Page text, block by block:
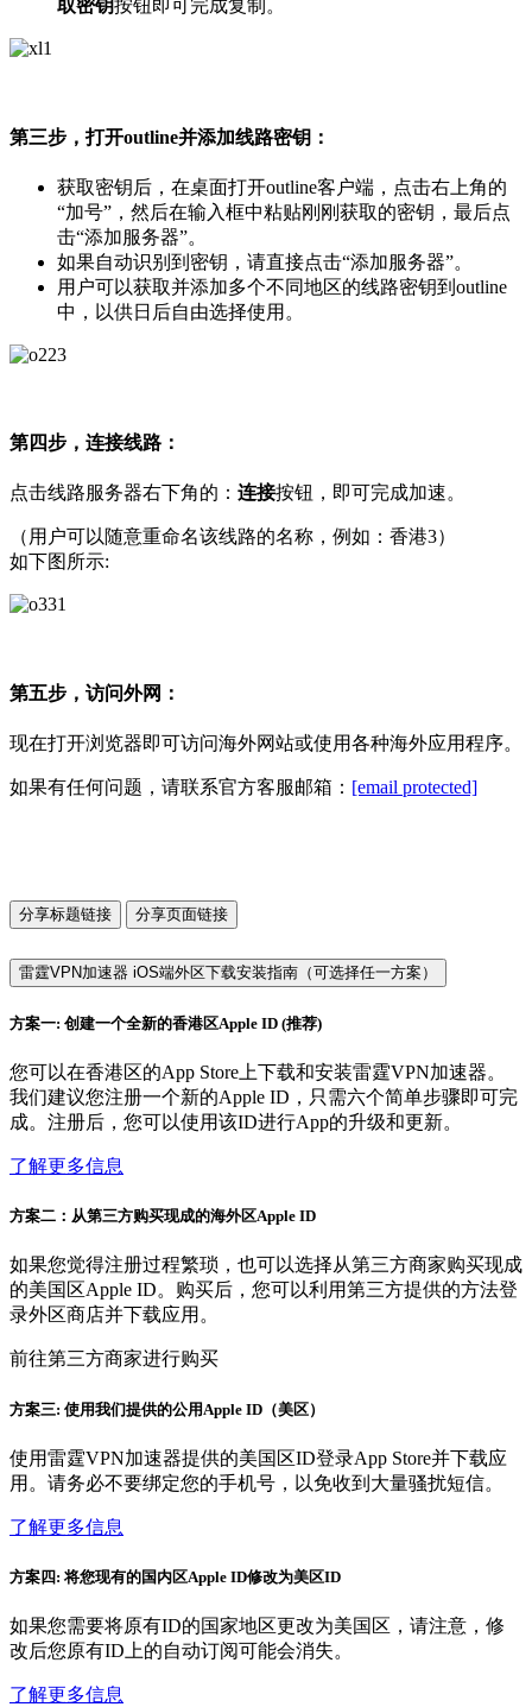
取密钥按钮即可完成复制。
第三步，打开outline并添加线路密钥：
获取密钥后，在桌面打开outline客户端，点击右上角的
“加号”，然后在输入框中粘贴刚刚获取的密钥，最后点
击“添加服务器”。
如果自动识别到密钥，请直接点击“添加服务器”。
用户可以获取并添加多个不同地区的线路密钥到outline
中，以供日后自由选择使用。
第四步，连接线路：
点击线路服务器右下角的： 连接按钮，即可完成加速。
（用户可以随意重命名该线路的名称，例如：香港3）
如下图所示:
第五步，访问外网：
现在打开浏览器即可访问海外网站或使用各种海外应用程序。
如果有任何问题，请联系官方客服邮箱： [email protected]
分享标题链接 分享页面链接
雷霆VPN加速器 iOS端外区下载安装指南（可选择任一方案）
方案一: 创建一个全新的香港区Apple ID (推荐)
您可以在香港区的App Store上下载和安装雷霆VPN加速器。
我们建议您注册一个新的Apple ID，只需六个简单步骤即可完
成。注册后，您可以使用该ID进行App的升级和更新。
了解更多信息
方案二：从第三方购买现成的海外区Apple ID
如果您觉得注册过程繁琐，也可以选择从第三方商家购买现成
的美国区Apple ID。购买后，您可以利用第三方提供的方法登
录外区商店并下载应用。
前往第三方商家进行购买
方案三: 使用我们提供的公用Apple ID（美区）
使用雷霆VPN加速器提供的美国区ID登录App Store并下载应
用。请务必不要绑定您的手机号，以免收到大量骚扰短信。
了解更多信息
方案四: 将您现有的国内区Apple ID修改为美区ID
如果您需要将原有ID的国家地区更改为美国区，请注意，修
改后您原有ID上的自动订阅可能会消失。
了解更多信息